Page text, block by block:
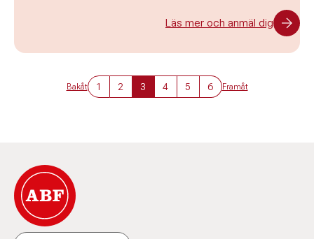
Läs mer och anmäl dig
Bakåt 1 2 3 4 5 6 Framåt